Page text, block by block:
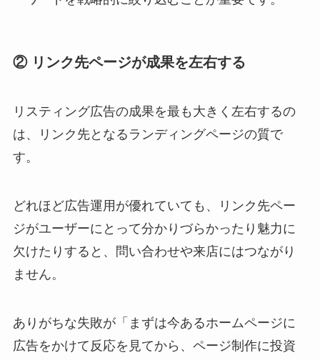
② リンク先ページが成果を左右する
リスティング広告の成果を最も大きく左右するの
は、リンク先となるランディングページの質で
す。
どれほど広告運用が優れていても、リンク先ペー
ジがユーザーにとって分かりづらかったり魅力に
欠けたりすると、問い合わせや来店にはつながり
ません。
ありがちな失敗が「まずは今あるホームページに
広告をかけて反応を見てから、ページ制作に投資